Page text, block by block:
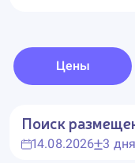
Цены
Поиск
14.08.2026 3